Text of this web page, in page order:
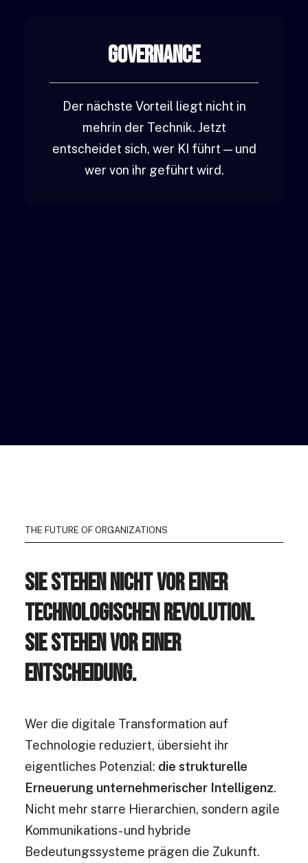
Governance
Der nächste Vorteil liegt nicht in
mehrin der Technik. Jetzt
entscheidet sich, wer KI führt — und
wer von ihr geführt wird.
THE FUTURE OF ORGANIZATIONS
Sie stehen nicht vor einer
technologischen Revolution.
Sie stehen vor einer
Entscheidung.
Wer die digitale Transformation auf
Technologie reduziert, übersieht ihr
eigentliches Potenzial: die strukturelle
Erneuerung unternehmerischer Intelligenz.
Nicht mehr starre Hierarchien, sondern agile
Kommunikations- und hybride
Bedeutungssysteme prägen die Zukunft.